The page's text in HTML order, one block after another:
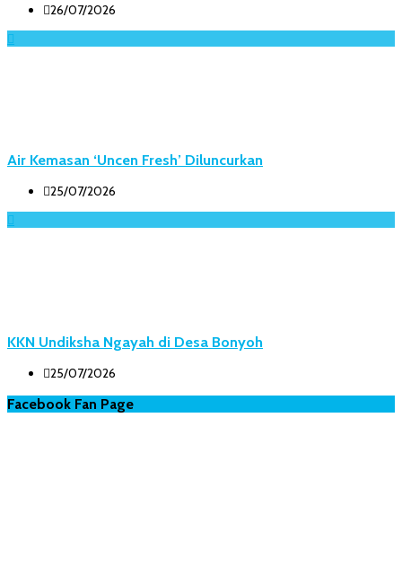
26/07/2026
Air Kemasan ‘Uncen Fresh’ Diluncurkan
25/07/2026
KKN Undiksha Ngayah di Desa Bonyoh
25/07/2026
Facebook Fan Page